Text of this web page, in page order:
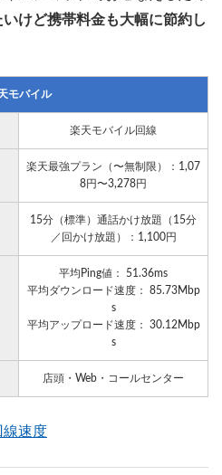
いけど携帯料金も大幅に節約し
モバイル
楽天モバイル回線
楽天最強プラン（〜無制限）：1,07
8円〜3,278円
15分（標準）通話かけ放題（15分
／回かけ放題）：1,100円
平均Ping値： 51.36ms
平均ダウンロード速度： 85.73Mbp
s
平均アップロード速度： 30.12Mbp
s
店頭・Web・コールセンター
線速度